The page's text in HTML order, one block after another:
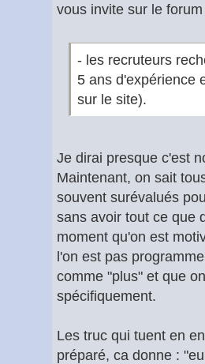
vous invite sur le
- les recruteurs
5 ans d'expérience
sur le site).
Je dirai presque c'est
Maintenant, on sait
souvent surévalués
sans avoir tout ce que
moment qu'on est
l'on est pas
comme "plus" et que
spécifiquement.
Les truc qui tuent en
préparé, ca donne :